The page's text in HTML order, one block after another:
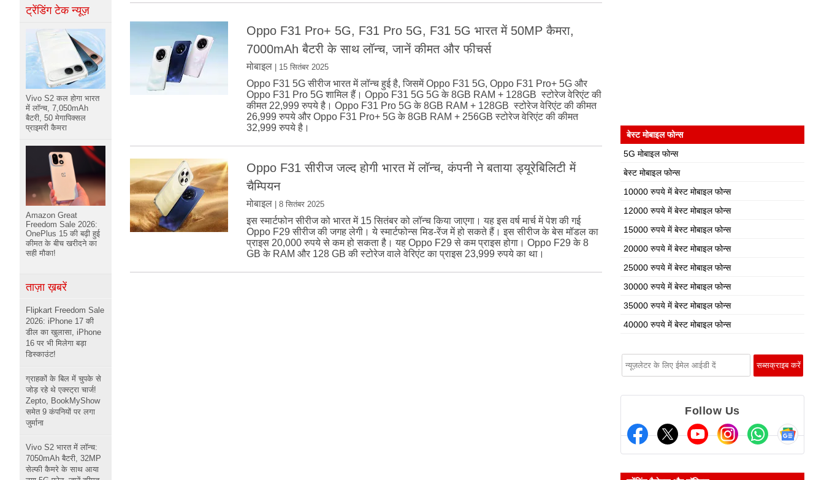
Oppo F31 Pro+ 5G, F31 Pro 5G, F31 5G भारत में 50MP कैमरा,
7000mAh बैटरी के साथ लॉन्च, जानें कीमत और फीचर्स
मोबाइल 15 सितंबर 2025
Oppo F31 5G सीरीज भारत में लॉन्च हुई है, जिसमें Oppo F31 5G, Oppo F31 Pro+ 5G और
Oppo F31 Pro 5G शामिल हैं। Oppo F31 5G 5G के 8GB RAM + 128GB स्टोरेज वेरिएंट की
कीमत 22,999 रुपये है। Oppo F31 Pro 5G के 8GB RAM + 128GB स्टोरेज वेरिएंट की कीमत
26,999 रुपये और Oppo F31 Pro+ 5G के 8GB RAM + 256GB स्टोरेज वेरिएंट की कीमत
32,999 रुपये है।
Oppo F31 सीरीज जल्द होगी भारत में लॉन्च, कंपनी ने बताया ड्यूरेबिलिटी में
चैम्पियन
मोबाइल 8 सितंबर 2025
इस स्मार्टफोन सीरीज को भारत में 15 सितंबर को लॉन्च किया जाएगा। यह इस वर्ष मार्च में पेश की गई
Oppo F29 सीरीज की जगह लेगी। ये स्मार्टफोन्स मिड-रेंज में हो सकते हैं। इस सीरीज के बेस मॉडल का
प्राइस 20,000 रुपये से कम हो सकता है। यह Oppo F29 से कम प्राइस होगा। Oppo F29 के 8
GB के RAM और 128 GB की स्टोरेज वाले वेरिएंट का प्राइस 23,999 रुपये का था।
बेस्ट मोबाइल फोन्स
5G मोबाइल फोन्स
बेस्ट मोबाइल फोन्स
10000 रुपये में बेस्ट मोबाइल फोन्स
12000 रुपये में बेस्ट मोबाइल फोन्स
15000 रुपये में बेस्ट मोबाइल फोन्स
20000 रुपये में बेस्ट मोबाइल फोन्स
25000 रुपये में बेस्ट मोबाइल फोन्स
30000 रुपये में बेस्ट मोबाइल फोन्स
35000 रुपये में बेस्ट मोबाइल फोन्स
40000 रुपये में बेस्ट मोबाइल फोन्स
Follow Us
ट्रेंडिंग टेक न्यूज़
Vivo S2 कल होगा भारत
में लॉन्च, 7,050mAh
बैटरी, 50 मेगापिक्सल
प्राइमरी कैमरा
Amazon Great
Freedom Sale 2026:
OnePlus 15 की बढ़ी हुई
कीमत के बीच खरीदने का
सही मौका!
ताज़ा ख़बरें
Flipkart Freedom Sale
2026: iPhone 17 की
डील का खुलासा, iPhone
16 पर भी मिलेगा बड़ा
डिस्काउंट!
ग्राहकों के बिल में चुपके से
जोड़ रहे थे एक्स्ट्रा चार्ज!
Zepto, BookMyShow
समेत 9 कंपनियों पर लगा
जुर्माना
Vivo S2 भारत में लॉन्च:
7050mAh बैटरी, 32MP
सेल्फी कैमरे के साथ आया